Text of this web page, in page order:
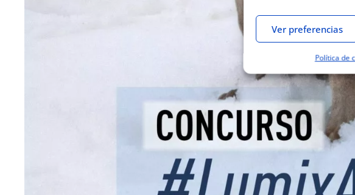
Ver preferencias
Política de